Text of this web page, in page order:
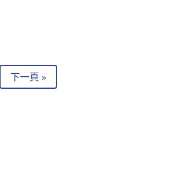
下一頁 »